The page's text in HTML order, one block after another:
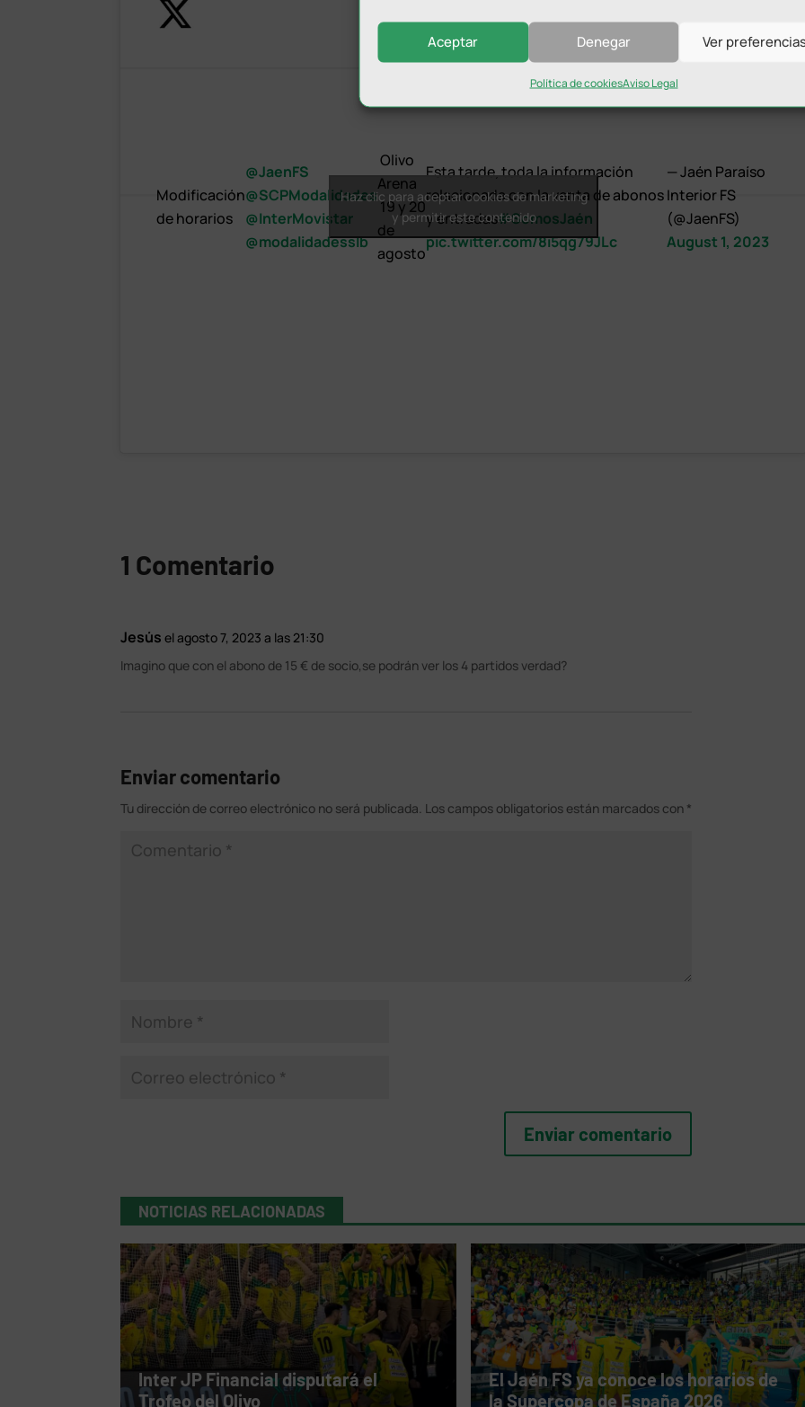
Aceptar Denegar Ver
Política de cookiesAviso Legal
Modificación
de horarios
@JaenFS
@SCPModalidades
@InterMovistar
@modalidadesslb
️ Olivo
Arena
️ 19 y 20
de
agosto
Esta tarde, toda la información
relacionada con la venta de abonos
y entradas#SomosJaén
pic.twitter.com/8i5qg79JLc
— Jaén Paraíso
Interior FS
(@JaenFS)
August 1, 2023
Haz clic para aceptar cookies de marketing
y permitir este contenido
1 Comentario
Jesús el agosto 7, 2023 a las 21:30
Imagino que con el abono de 15 € de socio,se podrán ver los 4 partidos verdad?
Enviar comentario
Tu dirección de correo electrónico no será publicada. Los campos obligatorios están marcados con *
NOTICIAS RELACIONADAS
Inter JP Financial disputará el
Trofeo del Olivo
El Jaén FS ya conoce los horarios de
la Supercopa de España 2026